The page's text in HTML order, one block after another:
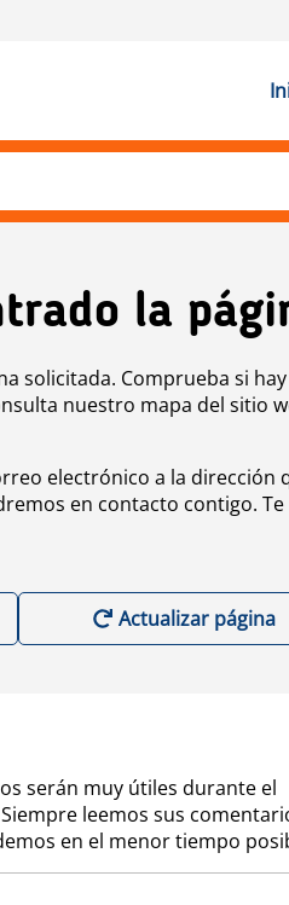
la
solicitada. Comprueba si hay
nuestro mapa del sitio
electrónico a la dirección
en contacto contigo. Te
Actualizar página
serán muy útiles durante el
leemos sus
en el menor tiempo